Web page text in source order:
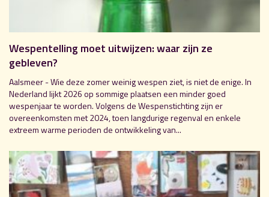
Wespentelling moet uitwijzen: waar zijn ze
gebleven?
Aalsmeer - Wie deze zomer weinig wespen ziet, is niet de enige. In
Nederland lijkt 2026 op sommige plaatsen een minder goed
wespenjaar te worden. Volgens de Wespenstichting zijn er
overeenkomsten met 2024, toen langdurige regenval en enkele
extreem warme perioden de ontwikkeling van...